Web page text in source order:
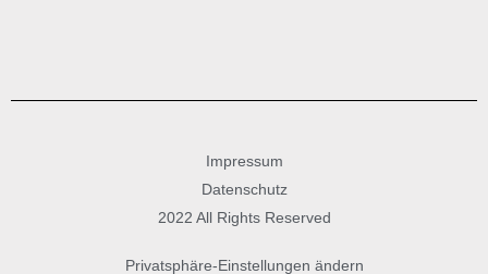
Privatsphäre-Einstellungen ändern
Impressum
Datenschutz
2022 All Rights Reserved